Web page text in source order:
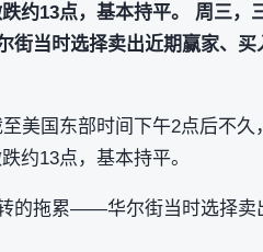
约13点，基本持平。 周三，
当时选择卖出近期赢家、买
美国东部时间下午2点后不久
约13点，基本持平。
的拖累——华尔街当时选择卖